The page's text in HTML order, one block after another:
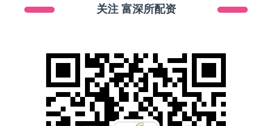
关注 富深所配资